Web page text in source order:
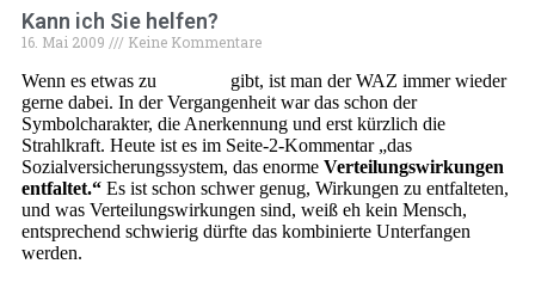
Kann ich Sie helfen?
16. Mai 2009 Keine Kommentare
Wenn es etwas zu
gibt, ist man der WAZ immer wieder
gerne dabei. In der Vergangenheit war das schon der
Symbolcharakter, die Anerkennung und erst kürzlich die
Strahlkraft. Heute ist es im Seite-2-Kommentar „das
Sozialversicherungssystem, das enorme Verteilungswirkungen
entfaltet.“ Es ist schon schwer genug, Wirkungen zu entfalteten,
und was Verteilungswirkungen sind, weiß eh kein Mensch,
entsprechend schwierig dürfte das kombinierte Unterfangen
werden.